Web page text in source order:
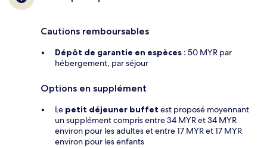
Cautions remboursables
Dépôt de garantie en espèces : 50 MYR par
hébergement, par séjour
Options en supplément
Le petit déjeuner buffet est proposé moyennant
un supplément compris entre 34 MYR et 34 MYR
environ pour les adultes et entre 17 MYR et 17 MYR
environ pour les enfants